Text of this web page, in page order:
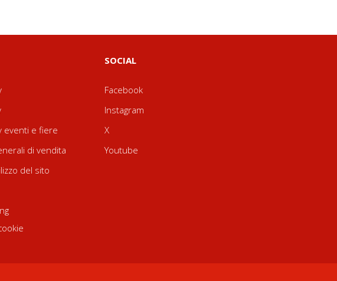
eventi e fiere
di vendita
del sito
SOCIAL
Facebook
Instagram
X
Youtube